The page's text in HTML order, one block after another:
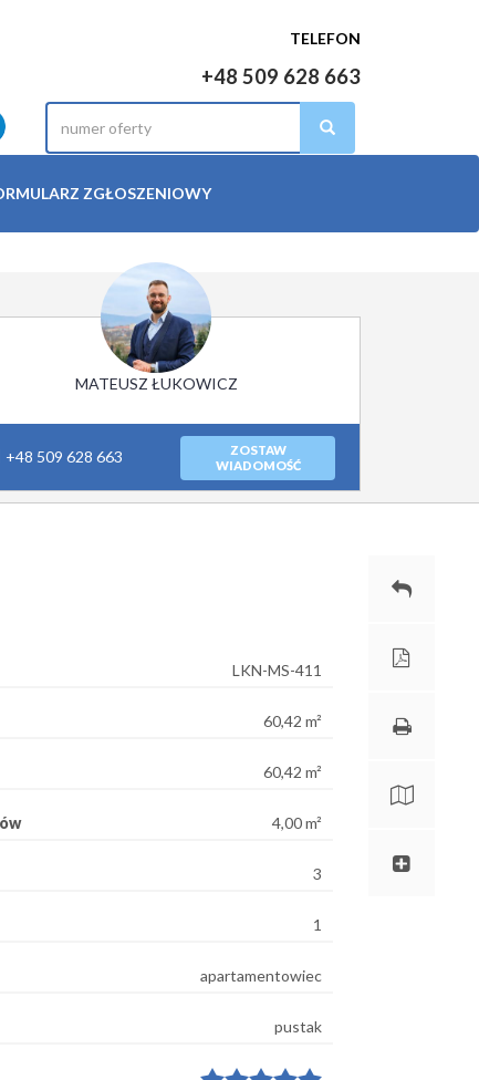
TELEFON
+48 509 628 663
ZGŁOSZENIOWY
MATEUSZ ŁUKOWICZ
+48 509 628 663
ZOSTAW
WIADOMOŚĆ
LKN-MS-411
60,42 m²
60,42 m²
4,00 m²
3
1
apartamentowiec
pustak